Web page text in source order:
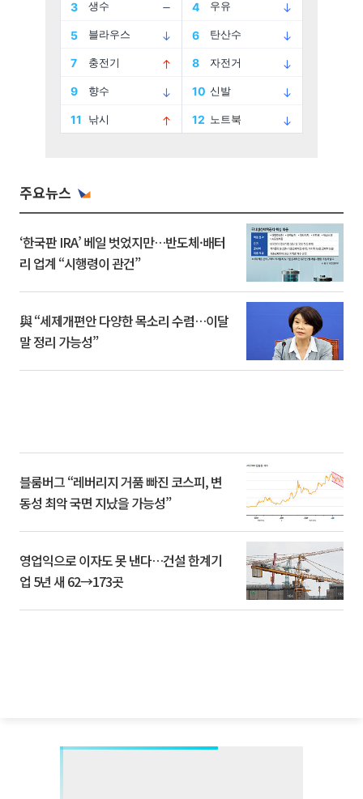
주요뉴스
‘한국판 IRA’ 베일 벗었지만…반도체·배터
리 업계 “시행령이 관건”
與 “세제개편안 다양한 목소리 수렴…이달
말 정리 가능성”
블룸버그 “레버리지 거품 빠진 코스피, 변
동성 최악 국면 지났을 가능성”
영업익으로 이자도 못 낸다…건설 한계기
업 5년 새 62→173곳